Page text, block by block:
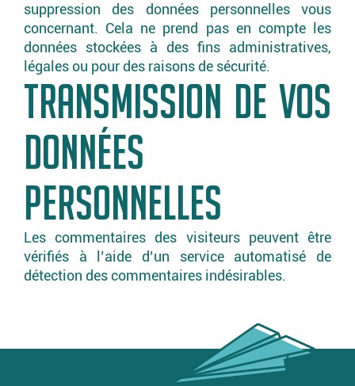
suppression des données personnelles vous
concernant. Cela ne prend pas en compte les
données stockées à des fins administratives,
légales ou pour des raisons de sécurité.
TRANSMISSION DE VOS
DONNÉES
PERSONNELLES
Les commentaires des visiteurs peuvent être
vérifiés à l’aide d’un service automatisé de
détection des commentaires indésirables.